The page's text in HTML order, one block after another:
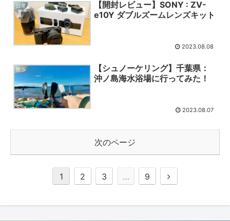
日常
【開封レビュー】SONY : ZV-
e10Y ダブルズームレンズキット
2023.08.08
散歩
【シュノーケリング】千葉県：
沖ノ島海水浴場に行ってみた！
2023.08.07
次のページ
1 2 3 … 9